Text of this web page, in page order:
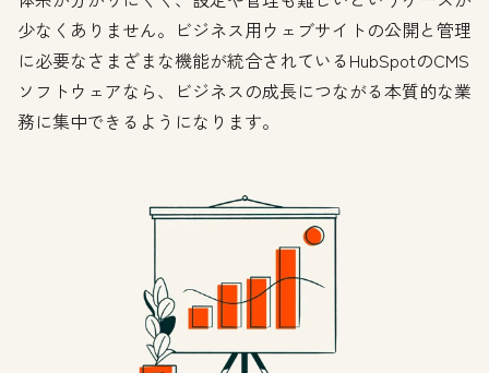
少なくありません。ビジネス用ウェブサイトの公開と管理
に必要なさまざまな機能が統合されているHubSpotのCMS
ソフトウェアなら、ビジネスの成長につながる本質的な業
務に集中できるようになります。